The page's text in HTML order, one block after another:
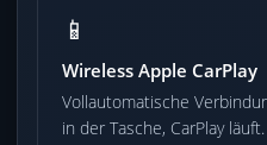
📱
Wireless Apple CarPlay
Vollautomatische
in der Tasche, CarPlay